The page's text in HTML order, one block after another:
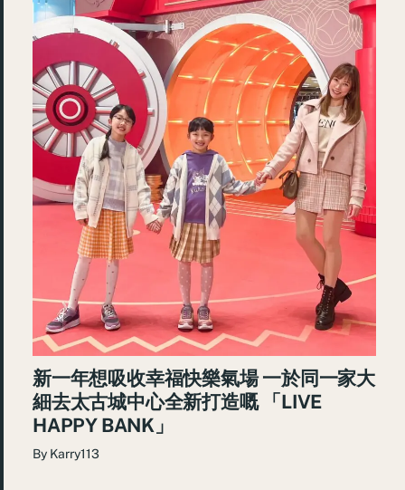
新一年想吸收幸福快樂氣場 一於同一家大
細去太古城中心全新打造嘅 「LIVE
HAPPY BANK」
By Karry113